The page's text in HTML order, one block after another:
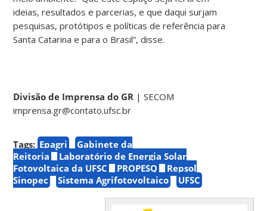
ideias, resultados e parcerias, e que daqui surjam
pesquisas, protótipos e políticas de referência para
Santa Catarina e para o Brasil”, disse.
Divisão de Imprensa do GR | SECOM
imprensa.gr@contato.ufsc.br
Tags: Epagri
Gabinete da
Reitoria
Laboratório de Energia Solar
Fotovoltaica da UFSC
PROPESQ
Repsol
Sinopec
Sistema Agrifotovoltaico UFSC